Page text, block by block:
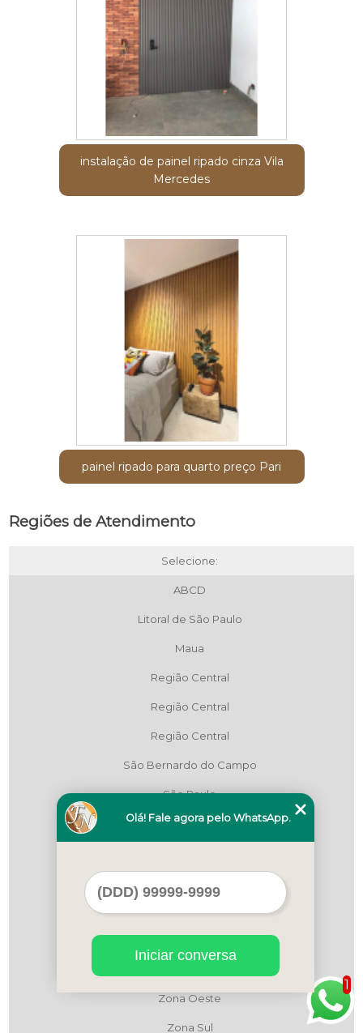
instalação de painel ripado cinza Vila
Mercedes
painel ripado para quarto preço Pari
Regiões de Atendimento
Selecione:
ABCD
Litoral de São Paulo
Maua
Região Central
Região Central
Região Central
São Bernardo do Campo
São Paulo
Zona Leste
Zona Norte
Zona Norte
Zona Oeste
Zona Sul
1
Olá! Fale agora pelo WhatsApp.
Iniciar conversa